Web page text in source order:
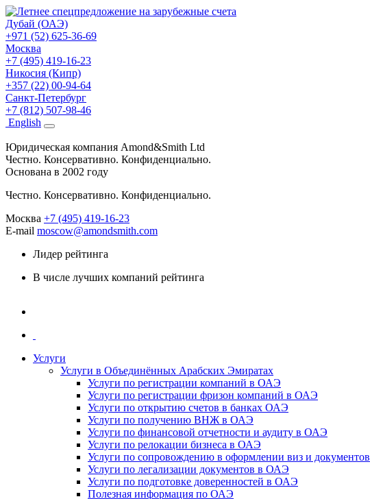
Дубай (ОАЭ)
+971 (52) 625-36-69
Москва
+7 (495) 419-16-23
Никосия (Кипр)
+357 (22) 00-94-64
Санкт-Петербург
+7 (812) 507-98-46
English
Юридическая компания Amond&Smith Ltd
Честно. Консервативно. Конфиденциально.
Основана в 2002 году
Честно. Консервативно. Конфиденциально.
Москва +7 (495) 419-16-23
E-mail moscow@amondsmith.com
Лидер рейтинга
В числе лучших компаний рейтинга
Услуги
Услуги в Объединённых Арабских Эмиратах
Услуги по регистрации компаний в ОАЭ
Услуги по регистрации фризон компаний в ОАЭ
Услуги по открытию счетов в банках ОАЭ
Услуги по получению ВНЖ в ОАЭ
Услуги по финансовой отчетности и аудиту в ОАЭ
Услуги по релокации бизнеса в ОАЭ
Услуги по сопровождению в оформлении виз и документов
Услуги по легализации документов в ОАЭ
Услуги по подготовке доверенностей в ОАЭ
Полезная информация по ОАЭ